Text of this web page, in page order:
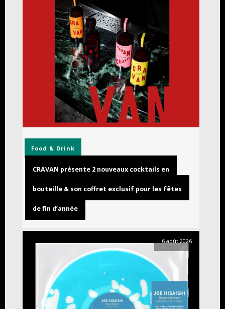
Food & Drink
CRAVAN présente 2 nouveaux cocktails en
bouteille & son coffret exclusif pour les fêtes
de fin d’année
6 août 2026